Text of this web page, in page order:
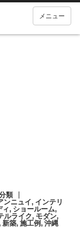
メニュー
類
ンニュイ, インテリ
ィ, ショールーム,
ルライク, モダン,
新築, 施工例, 沖縄